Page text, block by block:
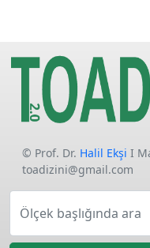
© Prof. Dr. Halil Ekşi I
toadizini@gmail.com
Ölçek başlığında ara